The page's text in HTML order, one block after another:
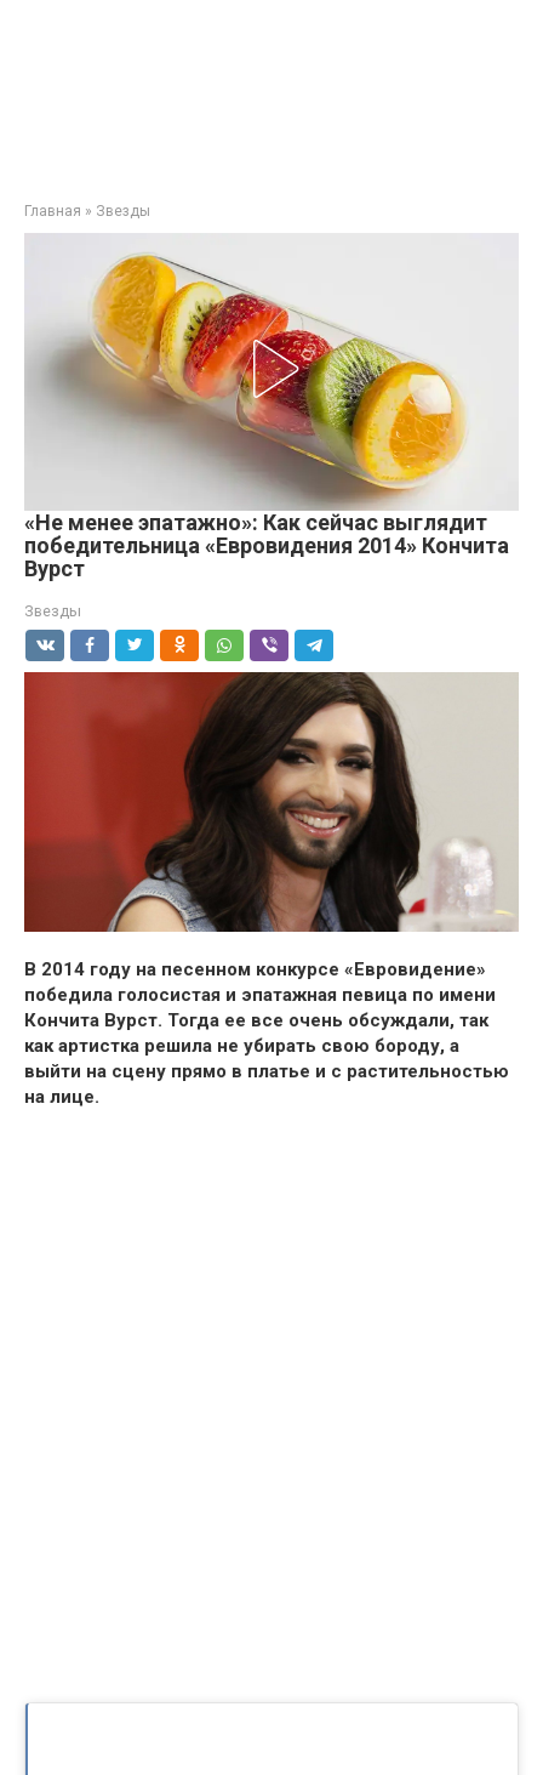
Главная » Звезды
«Не менее эпатажно»: Как сейчас выглядит
победительница «Евровидения 2014» Кончита
Вурст
Звезды
В 2014 году на песенном конкурсе «Евровидение»
победила голосистая и эпатажная певица по имени
Кончита Вурст. Тогда ее все очень обсуждали, так
как артистка решила не убирать свою бороду, а
выйти на сцену прямо в платье и с растительностью
на лице.